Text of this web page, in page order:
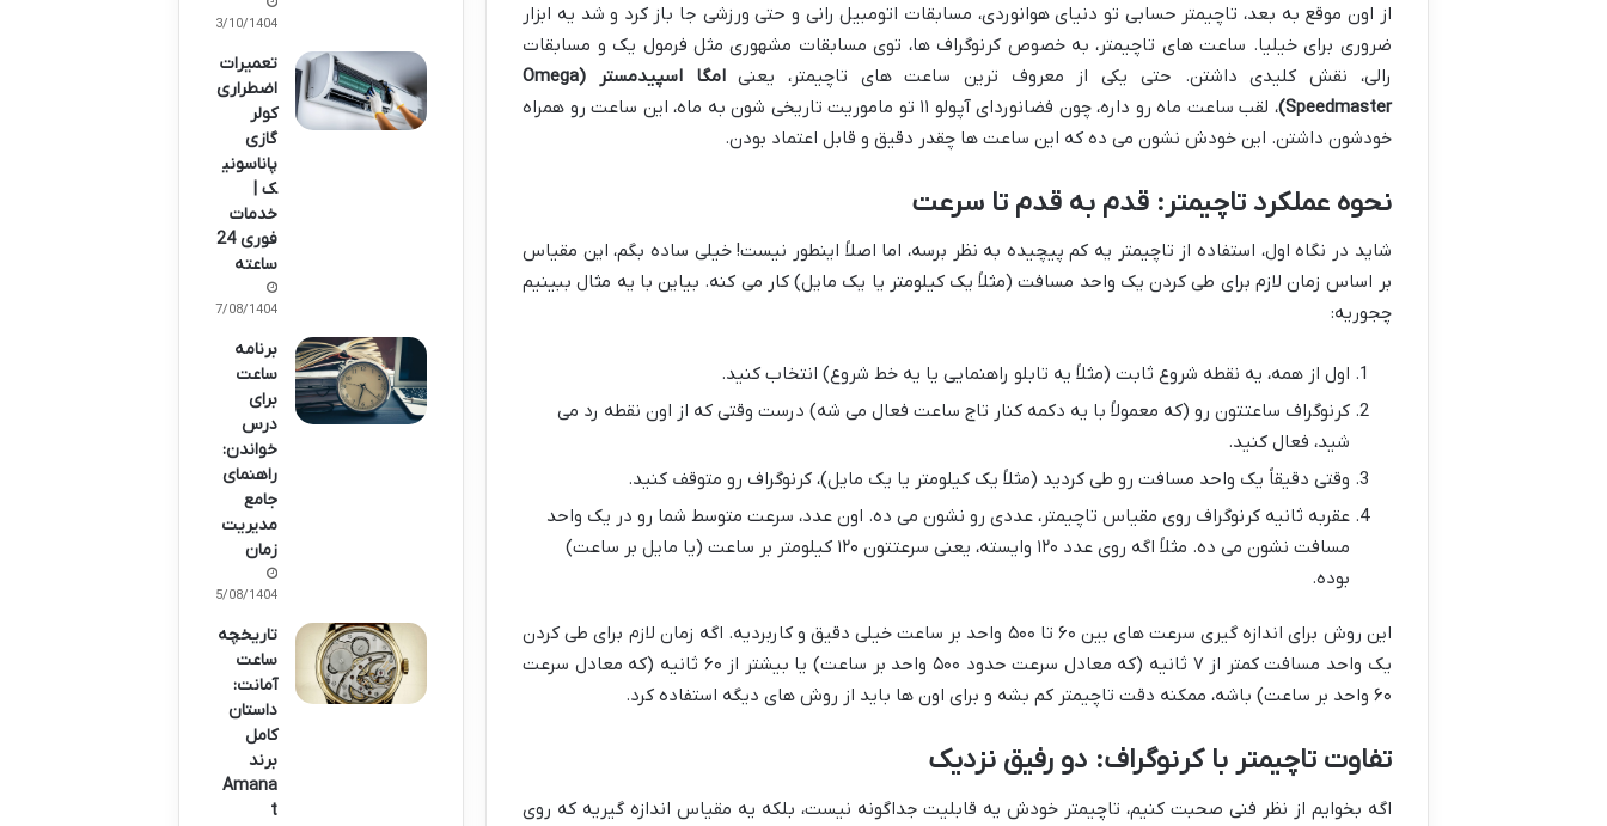
از اون موقع به بعد، تاچیمتر حسابی تو دنیای هوانوردی، مسابقات اتومبیل رانی و حتی ورزشی جا باز کرد و شد یه ابزار
ضروری برای خیلیا. ساعت های تاچیمتر، به خصوص کرنوگراف ها، توی مسابقات مشهوری مثل فرمول یک و مسابقات
رالی، نقش کلیدی داشتن. حتی یکی از معروف ترین ساعت های تاچیمتر، یعنی
امگا اسپیدمستر (Omega
Speedmaster)
، لقب ساعت ماه رو داره، چون فضانوردای آپولو ۱۱ تو ماموریت تاریخی شون به ماه، این ساعت رو همراه
خودشون داشتن. این خودش نشون می ده که این ساعت ها چقدر دقیق و قابل اعتماد بودن.
نحوه عملکرد تاچیمتر: قدم به قدم تا سرعت
شاید در نگاه اول، استفاده از تاچیمتر یه کم پیچیده به نظر برسه، اما اصلاً اینطور نیست! خیلی ساده بگم، این مقیاس
بر اساس زمان لازم برای طی کردن یک واحد مسافت (مثلاً یک کیلومتر یا یک مایل) کار می کنه. بیاین با یه مثال ببینیم
چجوریه:
اول از همه، یه نقطه شروع ثابت (مثلاً یه تابلو راهنمایی یا یه خط شروع) انتخاب کنید.
کرنوگراف ساعتتون رو (که معمولاً با یه دکمه کنار تاج ساعت فعال می شه) درست وقتی که از اون نقطه رد می
شید، فعال کنید.
وقتی دقیقاً یک واحد مسافت رو طی کردید (مثلاً یک کیلومتر یا یک مایل)، کرنوگراف رو متوقف کنید.
عقربه ثانیه کرنوگراف روی مقیاس تاچیمتر، عددی رو نشون می ده. اون عدد، سرعت متوسط شما رو در یک واحد
مسافت نشون می ده. مثلاً اگه روی عدد ۱۲۰ وایسته، یعنی سرعتتون ۱۲۰ کیلومتر بر ساعت (یا مایل بر ساعت)
بوده.
این روش برای اندازه گیری سرعت های بین ۶۰ تا ۵۰۰ واحد بر ساعت خیلی دقیق و کاربردیه. اگه زمان لازم برای طی کردن
یک واحد مسافت کمتر از ۷ ثانیه (که معادل سرعت حدود ۵۰۰ واحد بر ساعت) یا بیشتر از ۶۰ ثانیه (که معادل سرعت
۶۰ واحد بر ساعت) باشه، ممکنه دقت تاچیمتر کم بشه و برای اون ها باید از روش های دیگه استفاده کرد.
تفاوت تاچیمتر با کرنوگراف: دو رفیق نزدیک
اگه بخوایم از نظر فنی صحبت کنیم، تاچیمتر خودش یه قابلیت جداگونه نیست، بلکه یه مقیاس اندازه گیریه که روی
13/10/1404
تعمیرات
اضطراری
کولر
گازی
پاناسونی
ک |
خدمات
فوری 24
ساعته
07/08/1404
برنامه
ساعت
برای
درس
خواندن:
راهنمای
جامع
مدیریت
زمان
05/08/1404
تاریخچه
ساعت
آمانت:
داستان
کامل
برند
Amana
t